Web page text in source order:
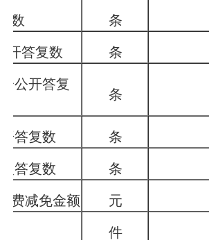
数 条
开答复数 条
公开答复
条
答复数 条
答复数 条
费减免金额 元
件